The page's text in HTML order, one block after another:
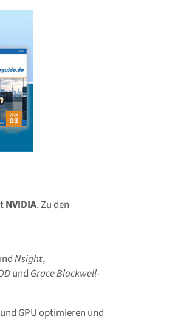
NVIDIA. Zu den
Nsight,
und Grace Blackwell-
GPU optimieren und